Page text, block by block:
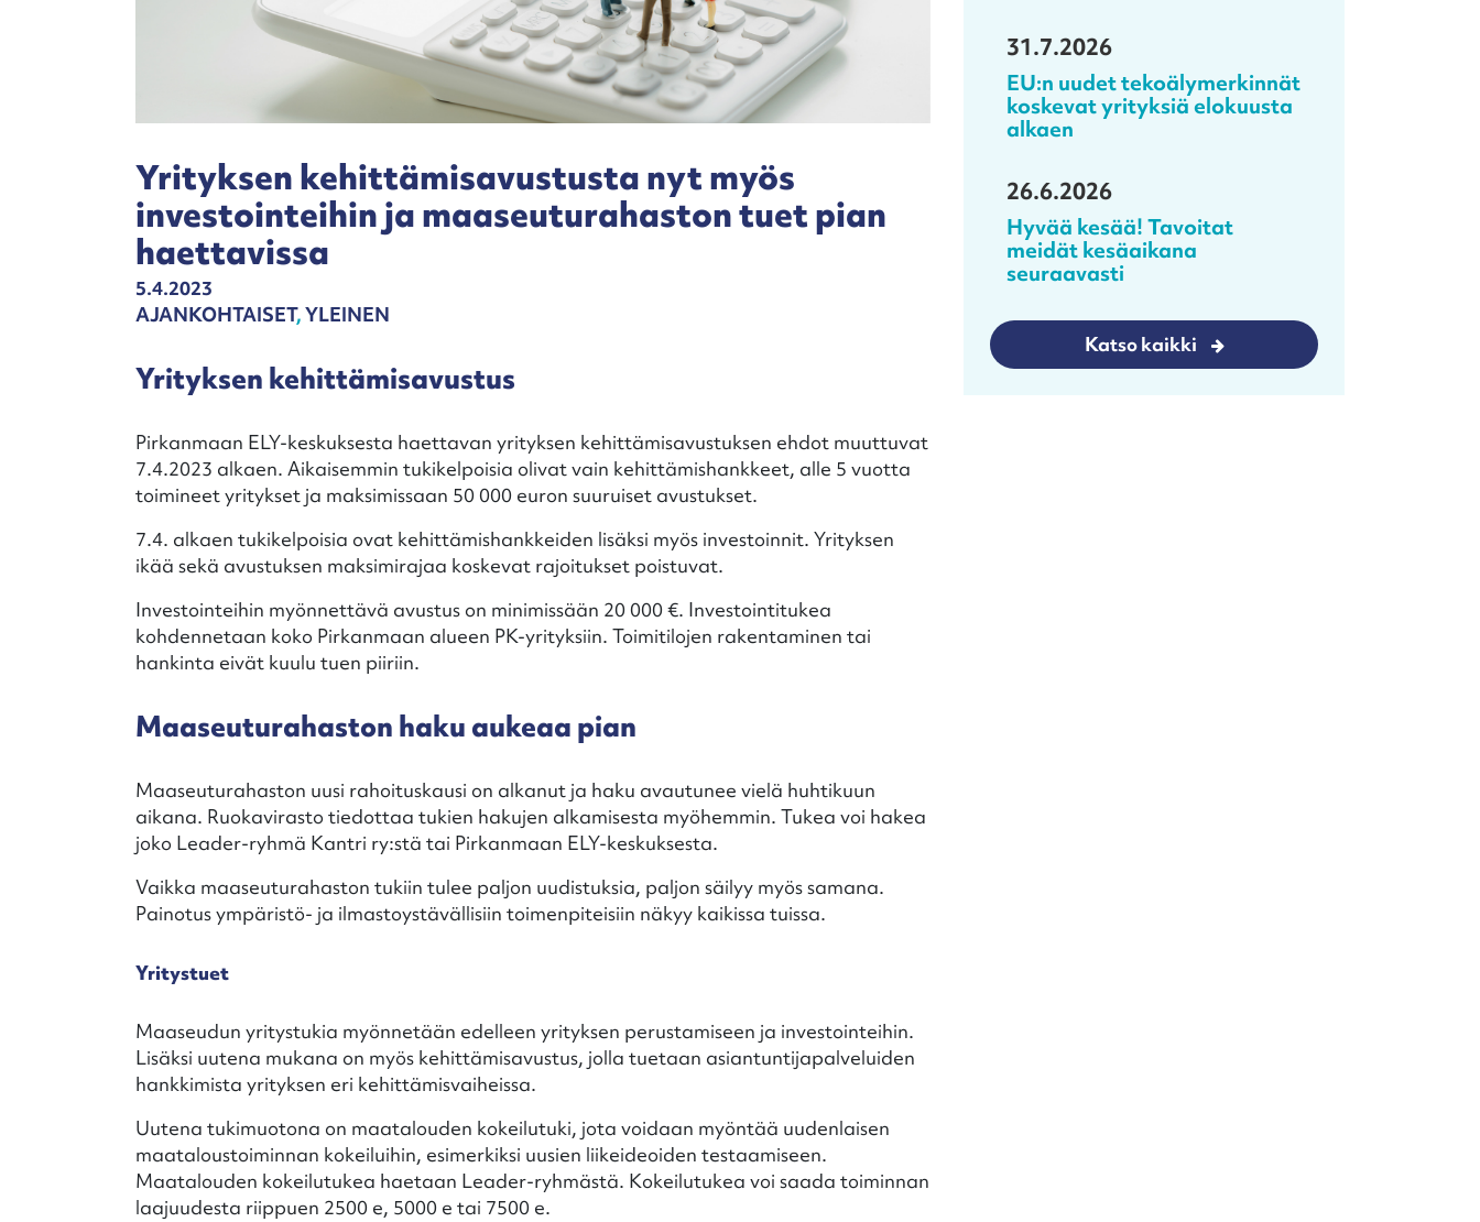
Yrityksen kehittämisavustusta nyt myös
investointeihin ja maaseuturahaston tuet pian
haettavissa
5.4.2023
AJANKOHTAISET,YLEINEN
Yrityksen kehittämisavustus
Pirkanmaan ELY-keskuksesta haettavan yrityksen kehittämisavustuksen ehdot muuttuvat
7.4.2023 alkaen. Aikaisemmin tukikelpoisia olivat vain kehittämishankkeet, alle 5 vuotta
toimineet yritykset ja maksimissaan 50 000 euron suuruiset avustukset.
7.4. alkaen tukikelpoisia ovat kehittämishankkeiden lisäksi myös investoinnit. Yrityksen
ikää sekä avustuksen maksimirajaa koskevat rajoitukset poistuvat.
Investointeihin myönnettävä avustus on minimissään 20 000 €. Investointitukea
kohdennetaan koko Pirkanmaan alueen PK-yrityksiin. Toimitilojen rakentaminen tai
hankinta eivät kuulu tuen piiriin.
Maaseuturahaston haku aukeaa pian
Maaseuturahaston uusi rahoituskausi on alkanut ja haku avautunee vielä huhtikuun
aikana. Ruokavirasto tiedottaa tukien hakujen alkamisesta myöhemmin. Tukea voi hakea
joko Leader-ryhmä Kantri ry:stä tai Pirkanmaan ELY-keskuksesta.
Vaikka maaseuturahaston tukiin tulee paljon uudistuksia, paljon säilyy myös samana.
Painotus ympäristö- ja ilmastoystävällisiin toimenpiteisiin näkyy kaikissa tuissa.
Yritystuet
Maaseudun yritystukia myönnetään edelleen yrityksen perustamiseen ja investointeihin.
Lisäksi uutena mukana on myös kehittämisavustus, jolla tuetaan asiantuntijapalveluiden
hankkimista yrityksen eri kehittämisvaiheissa.
Uutena tukimuotona on maatalouden kokeilutuki, jota voidaan myöntää uudenlaisen
maataloustoiminnan kokeiluihin, esimerkiksi uusien liikeideoiden testaamiseen.
Maatalouden kokeilutukea haetaan Leader-ryhmästä. Kokeilutukea voi saada toiminnan
laajuudesta riippuen 2500 e, 5000 e tai 7500 e.
31.7.2026
EU:n uudet tekoälymerkinnät
koskevat yrityksiä elokuusta
alkaen
26.6.2026
Hyvää kesää! Tavoitat
meidät kesäaikana
seuraavasti
Katso kaikki